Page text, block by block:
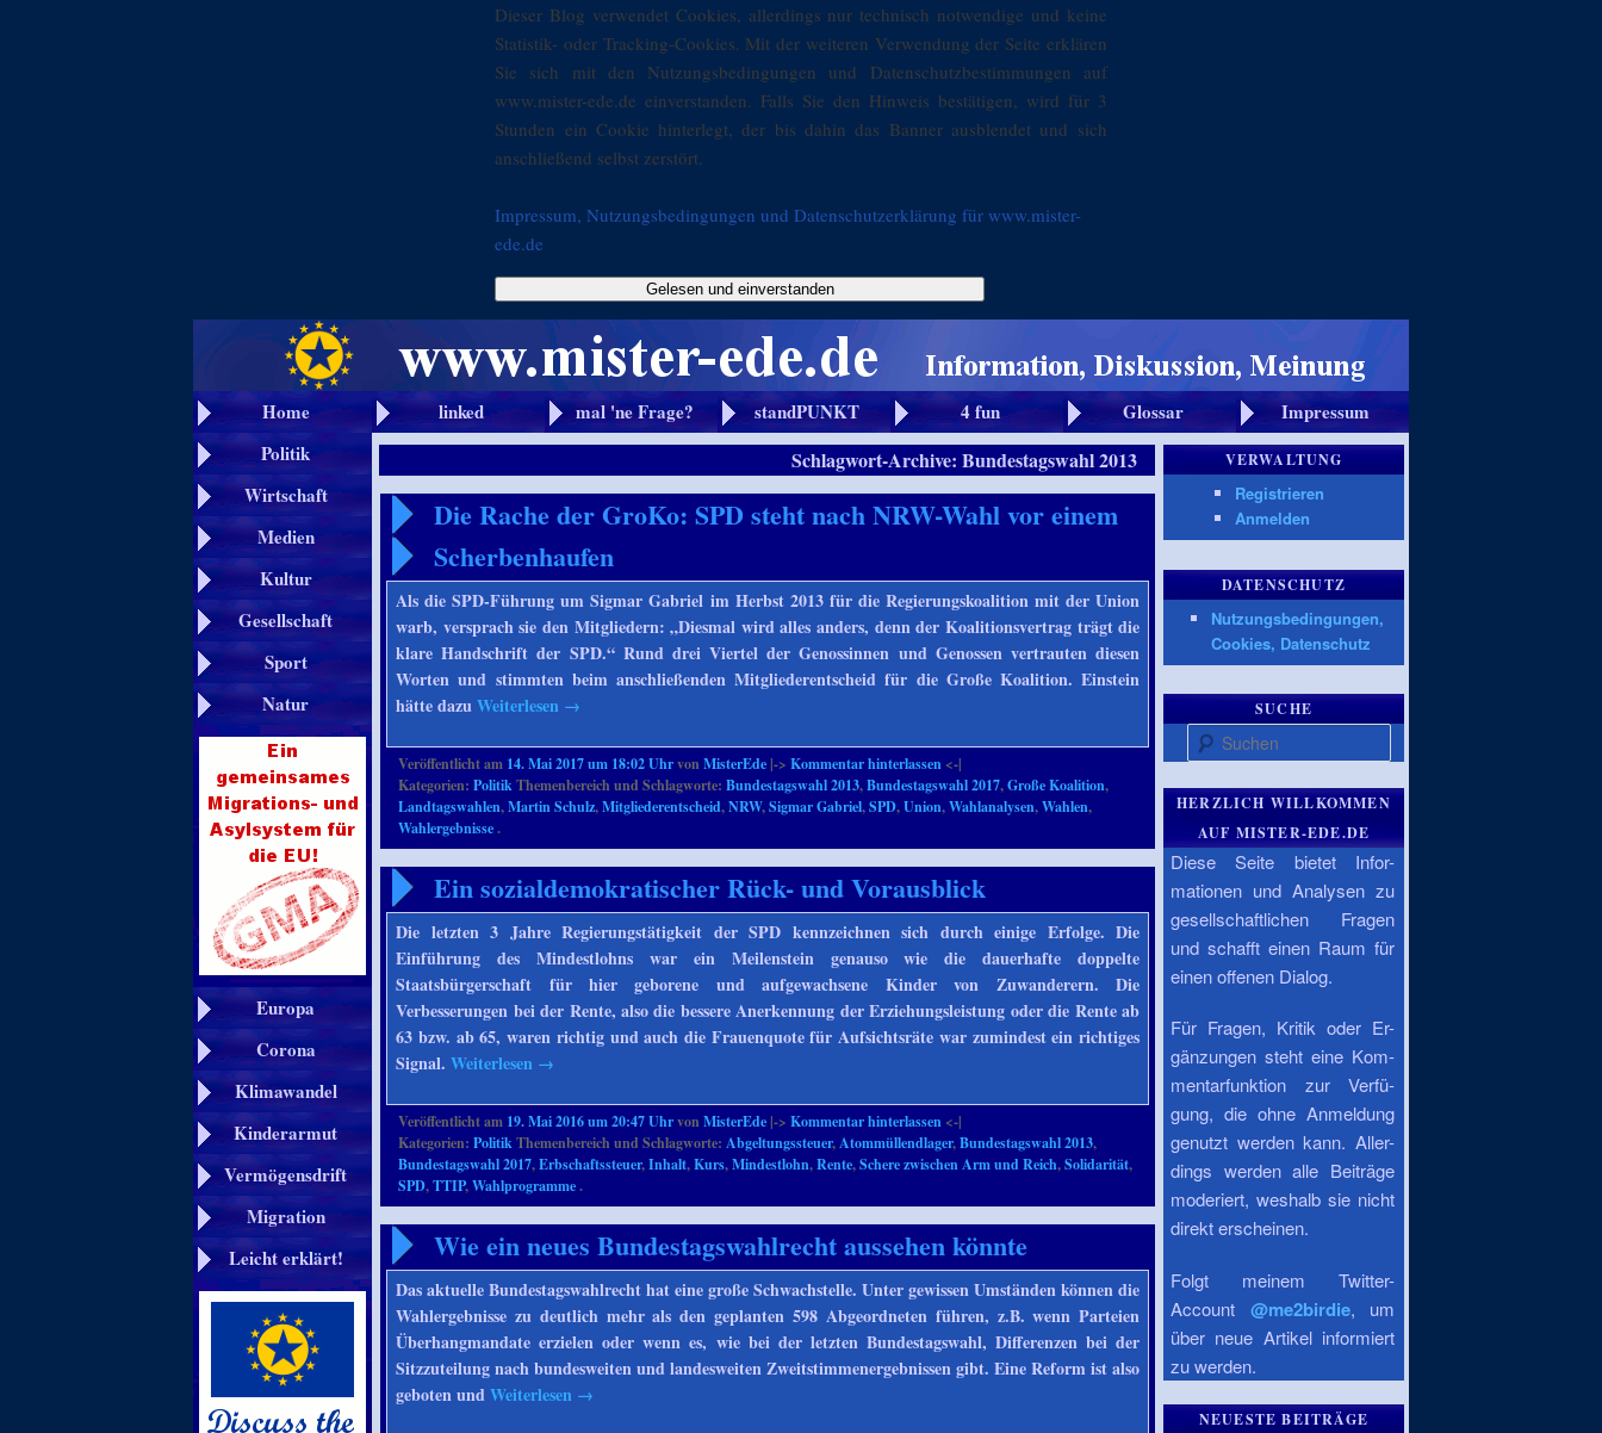
Dieser Blog verwendet Cookies, allerdings nur technisch notwendige und keine
Statistik- oder Tracking-Cookies. Mit der weiteren Verwendung der Seite erklären
Sie sich mit den Nutzungsbedingungen und Datenschutzbestimmungen auf
www.mister-ede.de einverstanden. Falls Sie den Hinweis bestätigen, wird für 3
Stunden ein Cookie hinterlegt, der bis dahin das Banner ausblendet und sich
anschließend selbst zerstört.
Impressum, Nutzungsbedingungen und Datenschutzerklärung für www.mister-
ede.de
Gelesen und einverstanden
Home linked mal 'ne Frage? standPUNKT 4 fun Glossar
Impressum
Politik
Wirtschaft
Medien
Kultur
Gesellschaft
Sport
Natur
Europa
Corona
Klimawandel
Kinderarmut
Vermögensdrift
Migration
Leicht erklärt!
Schlagwort-Archive:Bundestagswahl 2013
Die Rache der GroKo: SPD steht nach NRW-Wahl vor einem
Scherbenhaufen
Als die SPD-Führung um Sigmar Gabriel im Herbst 2013 für die Regierungskoalition mit der Union
warb, versprach sie den Mitgliedern: „Diesmal wird alles anders, denn der Koalitionsvertrag trägt die
klare Handschrift der SPD.“ Rund drei Viertel der Genossinnen und Genossen vertrauten diesen
Worten und stimmten beim anschließenden Mitgliederentscheid für die Große Koalition. Einstein
hätte dazuWeiterlesen →
Veröffentlicht am 14. Mai 2017 um 18:02 UhrvonMisterEde |->Kommentar hinterlassen <-|
Kategorien:PolitikThemenbereich und Schlagworte:Bundestagswahl 2013,Bundestagswahl 2017,Große Koalition,
Landtagswahlen,Martin Schulz,Mitgliederentscheid,NRW,Sigmar Gabriel,SPD,Union,Wahlanalysen,Wahlen,
Wahlergebnisse.
Ein sozialdemokratischer Rück- und Vorausblick
Die letzten 3 Jahre Regierungstätigkeit der SPD kennzeichnen sich durch einige Erfolge. Die
Einführung des Mindestlohns war ein Meilenstein genauso wie die dauerhafte doppelte
Staatsbürgerschaft für hier geborene und aufgewachsene Kinder von Zuwanderern. Die
Verbesserungen bei der Rente, also die bessere Anerkennung der Erziehungsleistung oder die Rente ab
63 bzw. ab 65, waren richtig und auch die Frauenquote für Aufsichtsräte war zumindest ein richtiges
Signal.Weiterlesen →
Veröffentlicht am 19. Mai 2016 um 20:47 UhrvonMisterEde |->Kommentar hinterlassen <-|
Kategorien:PolitikThemenbereich und Schlagworte:Abgeltungssteuer,Atommüllendlager,Bundestagswahl 2013,
Bundestagswahl 2017,Erbschaftssteuer,Inhalt,Kurs,Mindestlohn,Rente,Schere zwischen Arm und Reich,Solidarität,
SPD,TTIP,Wahlprogramme.
Wie ein neues Bundestagswahlrecht aussehen könnte
Das aktuelle Bundestagswahlrecht hat eine große Schwachstelle. Unter gewissen Umständen können die
Wahlergebnisse zu deutlich mehr als den geplanten 598 Abgeordneten führen, z.B. wenn Parteien
Überhangmandate erzielen oder wenn es, wie bei der letzten Bundestagswahl, Differenzen bei der
Sitzzuteilung nach bundesweiten und landesweiten Zweitstimmenergebnissen gibt. Eine Reform ist also
geboten undWeiterlesen →
VERWALTUNG
Registrieren
Anmelden
DATENSCHUTZ
Nutzungsbedingungen,
Cookies, Datenschutz
SUCHE
Suchen
HERZLICH WILLKOMMEN
AUF MISTER-EDE.DE
Diese Seite bietet Infor-
mationen und Analysen zu
gesellschaftlichen Fragen
und schafft einen Raum für
einen offenen Dialog.
Für Fragen, Kritik oder Er-
gänzungen steht eine Kom-
mentarfunktion zur Verfü-
gung, die ohne Anmeldung
genutzt werden kann. Aller-
dings werden alle Beiträge
moderiert, weshalb sie nicht
direkt erscheinen.
Folgt meinem Twitter-
Account @me2birdie, um
über neue Artikel informiert
zu werden.
NEUESTE BEITRÄGE